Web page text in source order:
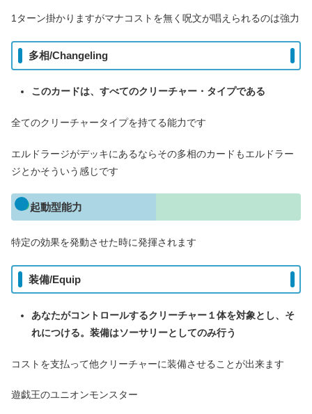
1ターン掛かりますがマナコストを無く呪文が唱えられるのは強力
多相/Changeling
このカードは、すべてのクリーチャー・タイプである
全てのクリーチャータイプを持てる能力です
エルドラージがデッキにあるならその多相のカードもエルドラー
ジとかそういう感じです
起動型能力
特定の効果を発動させた時に発揮されます
装備/Equip
あなたがコントロールするクリーチャー１体を対象とし、そ
れにつける。装備はソーサリーとしてのみ行う
コストを支払って他クリーチャーに装備させることが出来ます
遊戯王のユニオンモンスター